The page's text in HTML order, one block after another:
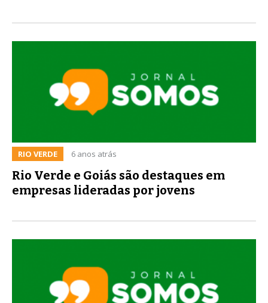
RIO VERDE 6 anos atrás
Rio Verde e Goiás são destaques em
empresas lideradas por jovens